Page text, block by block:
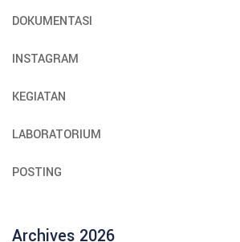
DOKUMENTASI
INSTAGRAM
KEGIATAN
LABORATORIUM
POSTING
Archives 2026